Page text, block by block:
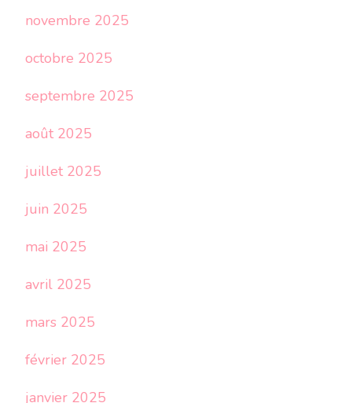
novembre 2025
octobre 2025
septembre 2025
août 2025
juillet 2025
juin 2025
mai 2025
avril 2025
mars 2025
février 2025
janvier 2025